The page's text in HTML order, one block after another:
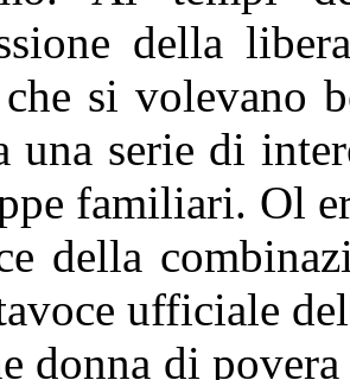
della
si volevano
una serie di
familiari. Ol
della
ufficiale
donna di